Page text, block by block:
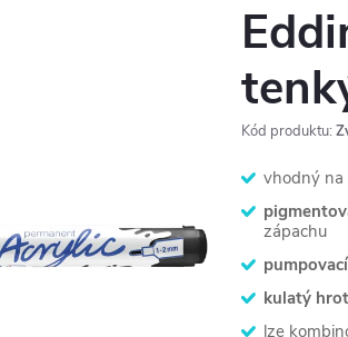
Kód produktu:
vhodný na
zápachu
kulatý
lze